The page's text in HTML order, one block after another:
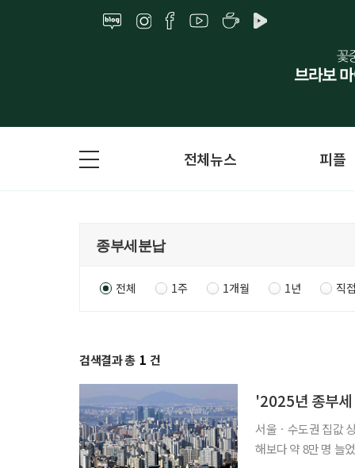
전체뉴스 피플
전체 1주 1개월 1년 직
검색결과 총 1 건
'2025년 종부세
서울ㆍ수도권 집값
해보다 약 8만 명 늘